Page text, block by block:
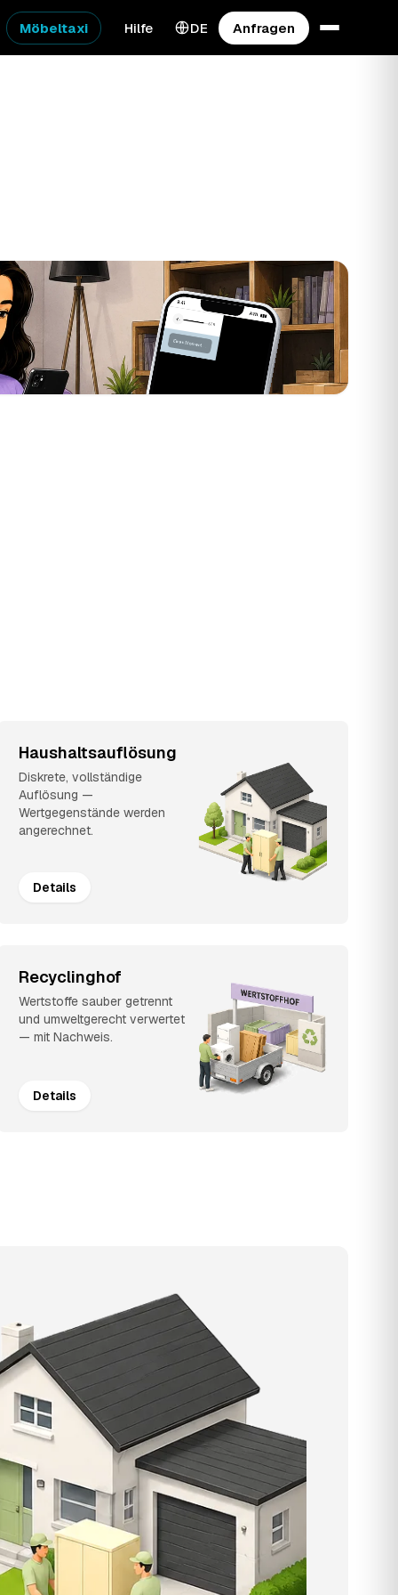
Möbeltaxi Hilfe DE Anfragen
Haushaltsauflösung
Diskrete, vollständige
Auflösung —
Wertgegenstände werden
angerechnet.
Details
Recyclinghof
Wertstoffe sauber getrennt
und umweltgerecht verwertet
— mit Nachweis.
Details